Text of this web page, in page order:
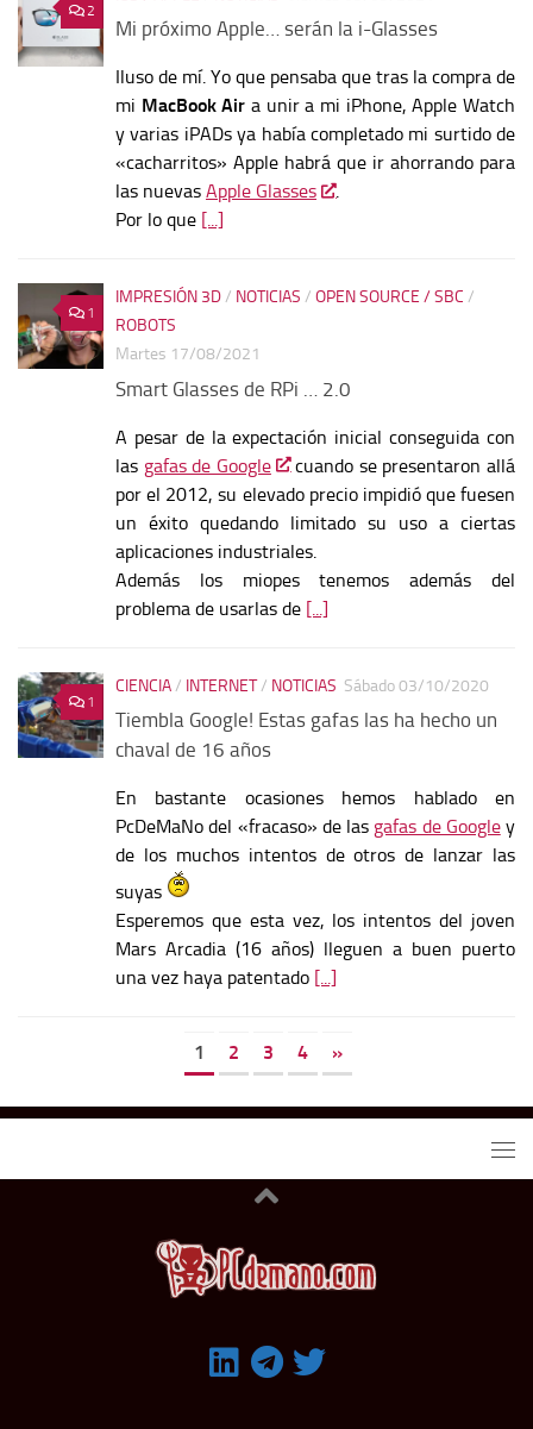
2
Mi próximo Apple… serán la i-Glasses
Iluso de mí. Yo que pensaba que tras la compra de
mi MacBook Air a unir a mi iPhone, Apple Watch
y varias iPADs ya había completado mi surtido de
«cacharritos» Apple habrá que ir ahorrando para
las nuevas Apple Glasses
.
Por lo que [...]
1
IMPRESIÓN 3D/ NOTICIAS / OPEN SOURCE / SBC /
ROBOTS
Martes 17/08/2021
Smart Glasses de RPi … 2.0
A pesar de la expectación inicial conseguida con
las gafas de Google
cuando se presentaron allá
por el 2012, su elevado precio impidió que fuesen
un éxito quedando limitado su uso a ciertas
aplicaciones industriales.
Además los miopes tenemos además del
problema de usarlas de [...]
1
CIENCIA/ INTERNET/ NOTICIAS Sábado 03/10/2020
Tiembla Google! Estas gafas las ha hecho un
chaval de 16 años
En bastante ocasiones hemos hablado en
PcDeMaNo del «fracaso» de las gafas de Googley
de los muchos intentos de otros de lanzar las
suyas
Esperemos que esta vez, los intentos del joven
Mars Arcadia (16 años) lleguen a buen puerto
una vez haya patentado [...]
1 2 3 4 »